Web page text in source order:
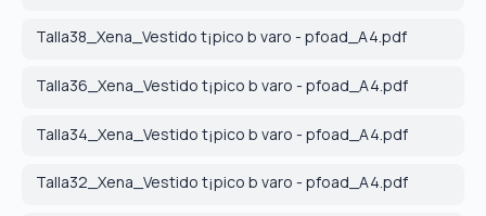
Talla38_Xena_Vestido t¡pico b varo - pfoad_A4.pdf
Talla36_Xena_Vestido t¡pico b varo - pfoad_A4.pdf
Talla34_Xena_Vestido t¡pico b varo - pfoad_A4.pdf
Talla32_Xena_Vestido t¡pico b varo - pfoad_A4.pdf